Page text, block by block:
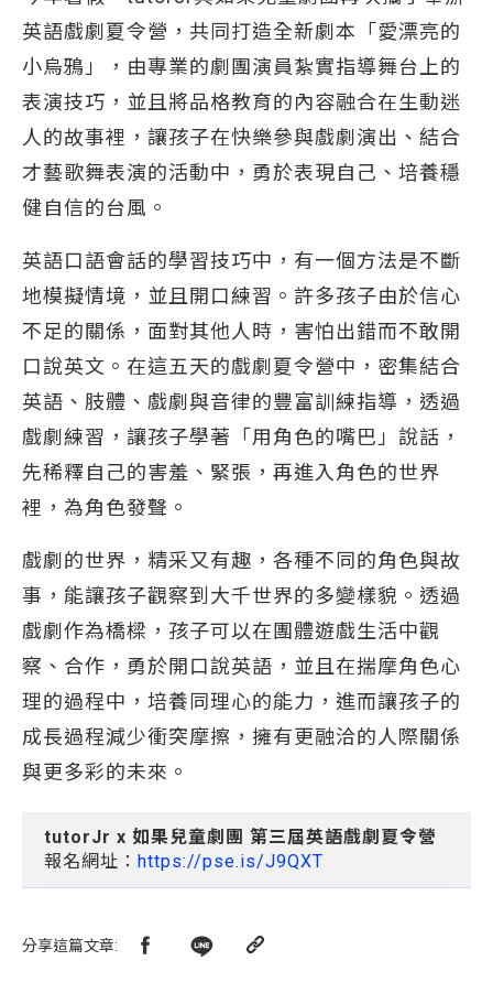
英語戲劇夏令營，共同打造全新劇本「愛漂亮的
小烏鴉」，由專業的劇團演員紮實指導舞台上的
表演技巧，並且將品格教育的內容融合在生動迷
人的故事裡，讓孩子在快樂參與戲劇演出、結合
才藝歌舞表演的活動中，勇於表現自己、培養穩
健自信的台風。
英語口語會話的學習技巧中，有一個方法是不斷
地模擬情境，並且開口練習。許多孩子由於信心
不足的關係，面對其他人時，害怕出錯而不敢開
口說英文。在這五天的戲劇夏令營中，密集結合
英語、肢體、戲劇與音律的豐富訓練指導，透過
戲劇練習，讓孩子學著「用角色的嘴巴」說話，
先稀釋自己的害羞、緊張，再進入角色的世界
裡，為角色發聲。
戲劇的世界，精采又有趣，各種不同的角色與故
事，能讓孩子觀察到大千世界的多變樣貌。透過
戲劇作為橋樑，孩子可以在團體遊戲生活中觀
察、合作，勇於開口說英語，並且在揣摩角色心
理的過程中，培養同理心的能力，進而讓孩子的
成長過程減少衝突摩擦，擁有更融洽的人際關係
與更多彩的未來。
tutorJr x 如果兒童劇團 第三屆英語戲劇夏令營
報名網址： https://pse.is/J9QXT
分享這篇文章: